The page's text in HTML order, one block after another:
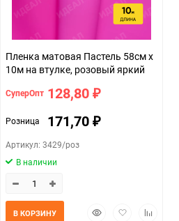
Пленка матовая Пастель 58см х
10м на втулке, розовый яркий
СуперОпт 128,80 ₽
Розница 171,70 ₽
Артикул: 3429/роз
В наличии
БыстрыйДобавитьДобавить
В КОРЗИНУ